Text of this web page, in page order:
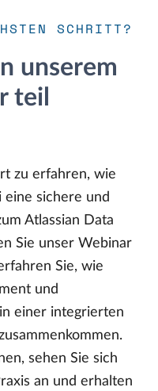
SCHRITT?
unserem
teil
zu erfahren, wie
sichere und
Atlassian Data
Sie unser Webinar
Sie, wie
und
einer integrierten
sehen Sie sich
an und erhalten